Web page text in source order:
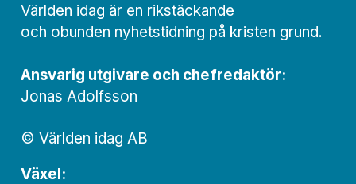
Världen idag är en rikstäckande
och obunden nyhets­­­tidning på kristen grund.
Ansvarig utgivare och chef­redaktör:
Jonas Adolfsson
© Världen idag AB
Växel: